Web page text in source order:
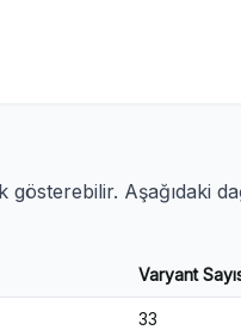
Aşağıdaki
Varyant
33